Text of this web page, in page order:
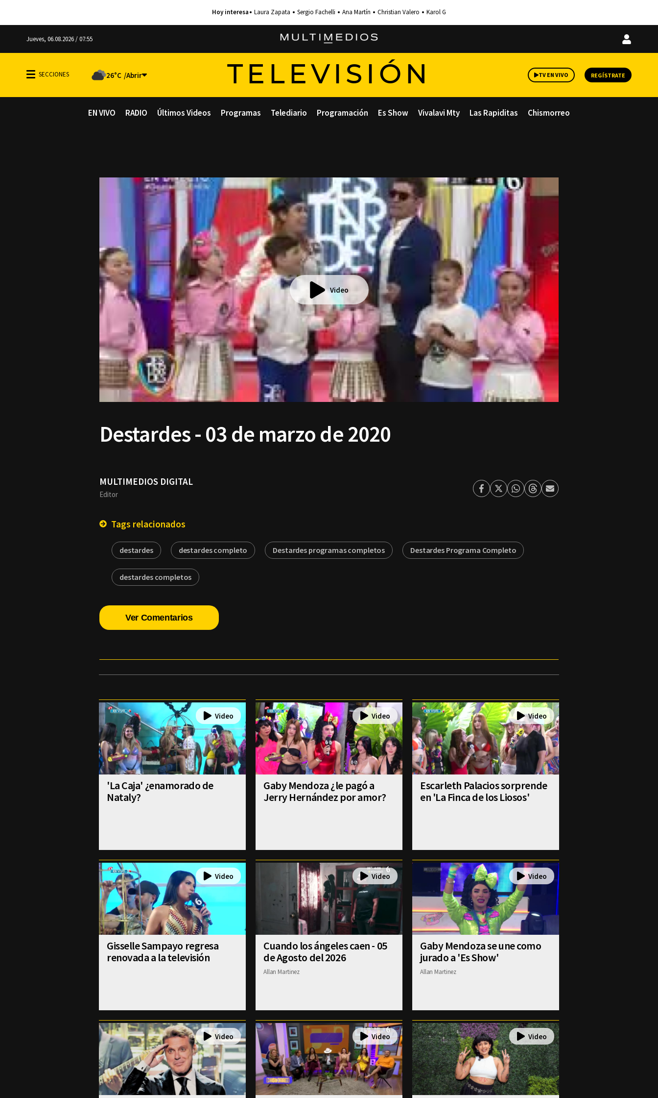
Laura Zapata Sergio Fachelli Ana Martín Christian Valero Karol G
Jueves, 06.08.2026 / 07:55
Iniciar
26°C TELEVISIÓN TV EN VIVO REGÍSTRATE
EN VIVO RADIO Últimos Videos Programas Telediario Programación Es Show Vivalavi Mty Las Rapiditas Chismorreo
Video
Destardes - 03 de marzo de 2020
MULTIMEDIOS DIGITAL
Editor Facebook
TwitterWhatsapp
ThreadsEnviar
Tags relacionados
destardes destardes completo Destardes programas completos Destardes Programa Completo
destardes completos
Ver Comentarios
'La Caja' ¿enamorado de
Nataly?
Gaby Mendoza ¿le pagó a
Jerry Hernández por amor?
Escarleth Palacios sorprende
en 'La Finca de los Liosos'
Gisselle Sampayo regresa
renovada a la televisión
Cuando los ángeles caen - 05
de Agosto del 2026
Allan Martinez
Gaby Mendoza se une como
jurado a 'Es Show'
Allan Martinez